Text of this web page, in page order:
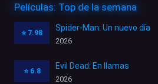
Películas: Top de la semana
⭐ 7.98
Spider-Man: Un nuevo día
2026
⭐ 6.8
Evil Dead: En llamas
2026